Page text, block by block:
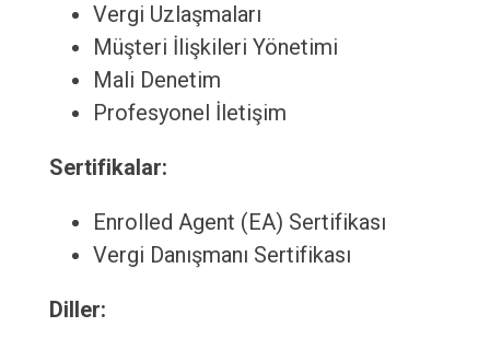
Vergi Uzlaşmaları
Müşteri İlişkileri Yönetimi
Mali Denetim
Profesyonel İletişim
Sertifikalar:
Enrolled Agent (EA) Sertifikası
Vergi Danışmanı Sertifikası
Diller: